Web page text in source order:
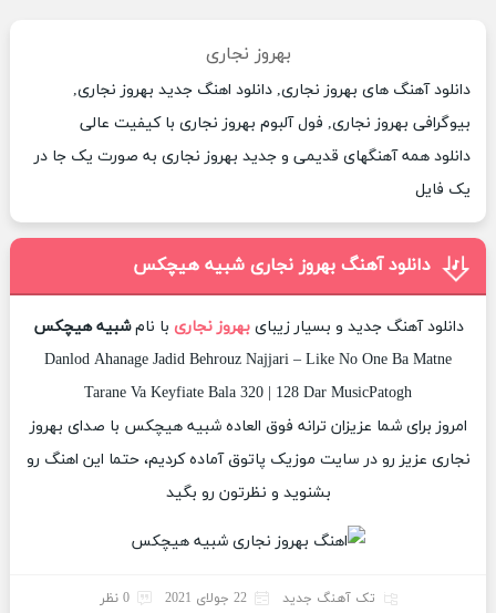
بهروز نجاری
دانلود آهنگ های بهروز نجاری, دانلود اهنگ جدید بهروز نجاری,
بیوگرافی بهروز نجاری, فول آلبوم بهروز نجاری با کیفیت عالی
دانلود همه آهنگهای قدیمی و جدید بهروز نجاری به صورت یک جا در
یک فایل
دانلود آهنگ بهروز نجاری شبیه هیچکس
دانلود آهنگ جدید و بسیار زیبایبهروز نجاری با نامشبیه هیچکس
Danlod Ahanage Jadid Behrouz Najjari – Like No One Ba Matne
Tarane Va Keyfiate Bala 320 | 128 Dar MusicPatogh
امروز برای شما عزیزان ترانه فوق العاده شبیه هیچکس با صدای بهروز
نجاری عزیز رو در سایت موزیک پاتوق آماده کردیم، حتما این اهنگ رو
بشنوید و نظرتون رو بگید
تک آهنگ جدید 22 جولای 2021 0 نظر